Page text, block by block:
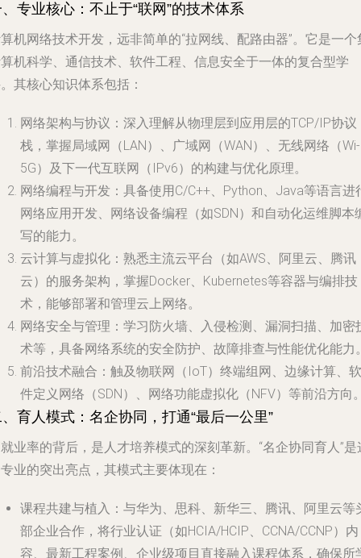
专业核心：不止于“联网”的技术体系
机网络技术开发，远非简单的“拉网线、配路由器”。它是一个
机科学、通信技术、软件工程、信息安全于一体的复合型学
其核心知识体系包括：
网络架构与协议 ：深入理解从物理层到应用层的TCP/IP协议
栈，掌握局域网（LAN）、广域网（WAN）、无线网络（Wi-
5G）及下一代互联网（IPv6）的构建与优化原理。
网络编程与开发 ：具备使用C/C++、Python、Java等语言进
网络应用开发、网络设备编程（如SDN）和自动化运维脚本
写的能力。
云计算与虚拟化 ：熟悉主流云平台（如AWS、阿里云、腾讯
云）的服务架构，掌握Docker、Kubernetes等容器与编排技
术，能够部署和管理云上网络。
网络安全与管理 ：学习防火墙、入侵检测、漏洞扫描、加密
术等，具备网络系统的安全防护、故障排查与性能优化能力
前沿技术融合 ：触及物联网（IoT）终端组网、边缘计算、软
件定义网络（SDN）、网络功能虚拟化（NFV）等前沿方向
育人模式：名企协同，打通“最后一公里”
业率的背后，是人才培养模式的深刻革新。“名企协同育人”是
业的突出亮点，其模式主要体现在：
课程共建与植入 ：与华为、思科、新华三、腾讯、阿里云等
部企业合作，将行业认证（如HCIA/HCIP、CCNA/CCNP）内
容、最新工程案例、企业级项目直接融入课程体系，确保所